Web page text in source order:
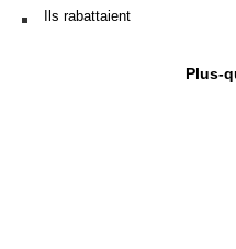
Ils rabattaient
Plus-